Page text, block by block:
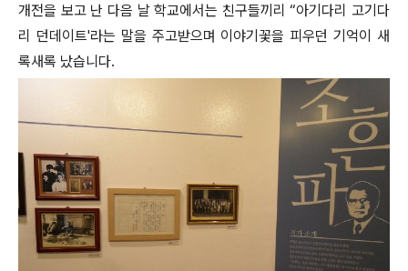
개전을 보고 난 다음 날 학교에서는 친구들끼리 “아기다리 고기다
리 던데이트'라는 말을 주고받으며 이야기꽃을 피우던 기억이 새
록새록 났습니다.